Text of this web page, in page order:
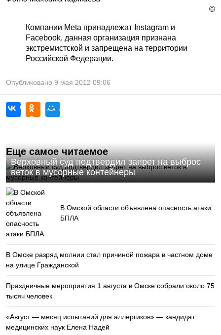
©
Компании Meta принадлежат Instagram и
Facebook, данная организация признана
экстремистской и запрещена на территории
Российской Федерации.
Опубликовано 9 мая 2012 09:06
Еще самое читаемое
Верховный суд подтвердил запрет на выброс
веток в мусорные контейнеры
В Омской области объявлена опасность атаки
БПЛА
В Омске разряд молнии стал причиной пожара в частном доме
на улице Гражданской
Праздничные мероприятия 1 августа в Омске собрали около 75
тысяч человек
«Август — месяц испытаний для аллергиков» — кандидат
медицинских наук Елена Надей